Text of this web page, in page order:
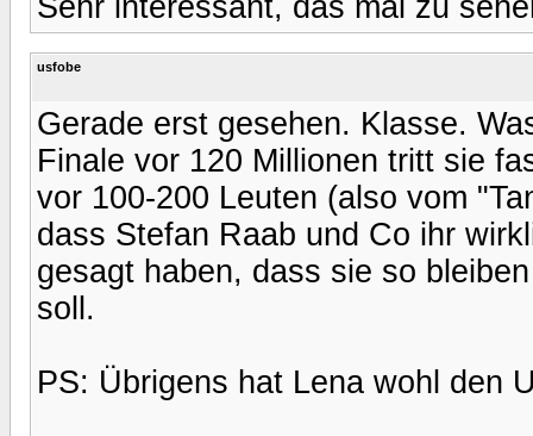
usfobe
Gerade erst gesehen. Klasse.
Finale vor 120 Millionen tritt sie
vor 100-200 Leuten (also vom
dass Stefan Raab und Co ihr
gesagt haben, dass sie so
soll.
PS: Übrigens hat Lena wohl den